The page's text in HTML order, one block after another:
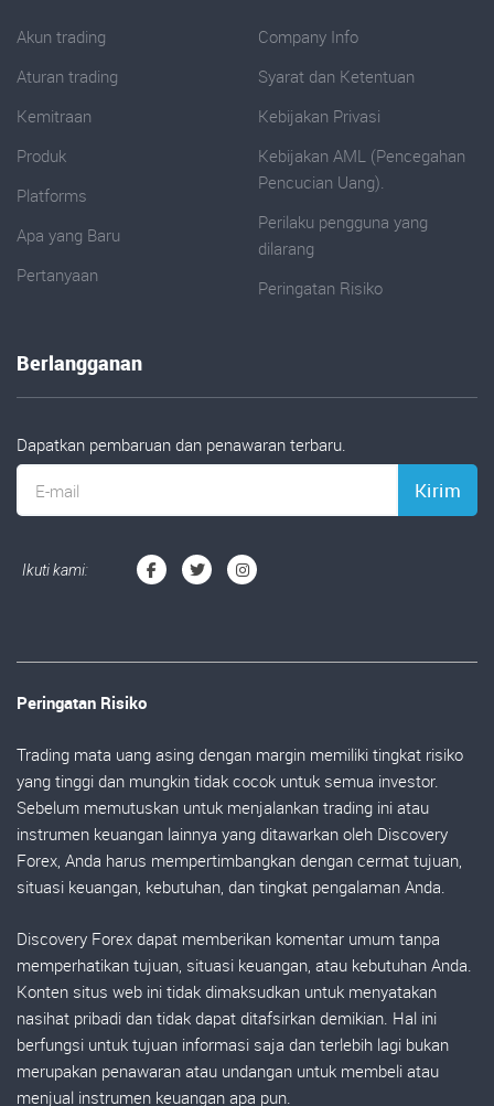
Akun trading
Aturan trading
Kemitraan
Produk
Platforms
Apa yang Baru
Pertanyaan
Company Info
Syarat dan Ketentuan
Kebijakan Privasi
Kebijakan AML (Pencegahan
Pencucian Uang).
Perilaku pengguna yang
dilarang
Peringatan Risiko
Berlangganan
Dapatkan pembaruan dan penawaran terbaru.
E-mail Kirim
Ikuti kami:
Peringatan Risiko
Trading mata uang asing dengan margin memiliki tingkat risiko
yang tinggi dan mungkin tidak cocok untuk semua investor.
Sebelum memutuskan untuk menjalankan trading ini atau
instrumen keuangan lainnya yang ditawarkan oleh Discovery
Forex, Anda harus mempertimbangkan dengan cermat tujuan,
situasi keuangan, kebutuhan, dan tingkat pengalaman Anda.
Discovery Forex dapat memberikan komentar umum tanpa
memperhatikan tujuan, situasi keuangan, atau kebutuhan Anda.
Konten situs web ini tidak dimaksudkan untuk menyatakan
nasihat pribadi dan tidak dapat ditafsirkan demikian. Hal ini
berfungsi untuk tujuan informasi saja dan terlebih lagi bukan
merupakan penawaran atau undangan untuk membeli atau
menjual instrumen keuangan apa pun.